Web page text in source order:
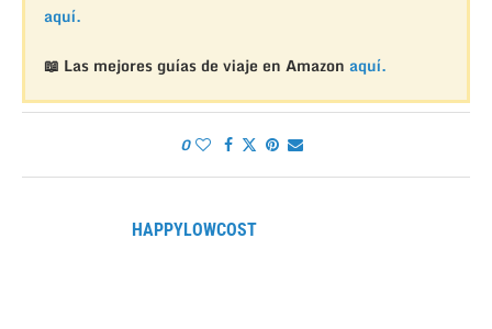
aquí.
📖 Las mejores guías de viaje en Amazon aquí.
0
HAPPYLOWCOST